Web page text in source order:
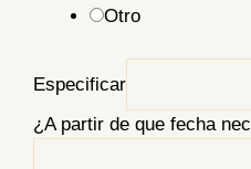
Otro
Especificar
¿A partir de que fecha